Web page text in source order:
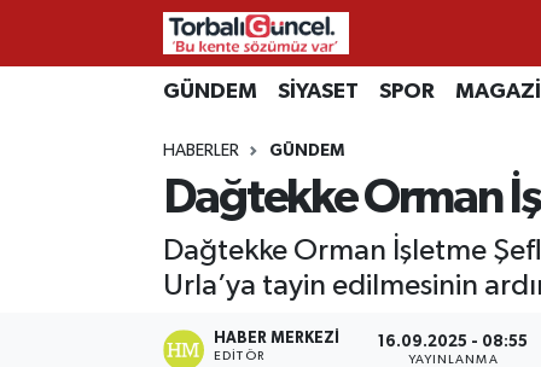
GÜNDEM SİYASET SPOR
HABERLER GÜNDEM
Dağtekke Orman
Dağtekke Orman İşletme
Urla’ya tayin edilmesinin
HABER MERKEZI
EDITÖR
16.09.2025 - 08:55
YAYINLANMA
İzmir Nöbetçi Eczaneler
İzmir Hava Durumu
İzmir Namaz Vakitleri
İzmir Trafik Yoğunluk Haritası
Süper Lig Puan Durumu ve Fikstür